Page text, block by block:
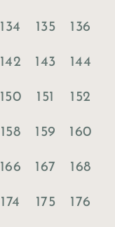
134 135 136
142 143 144
150 151 152
158 159 160
166 167 168
174 175 176